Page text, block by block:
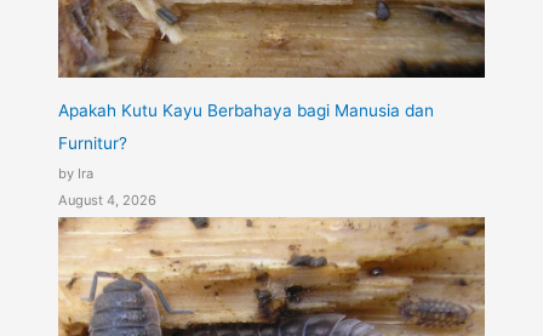
Apakah Kutu Kayu Berbahaya bagi Manusia dan
Furnitur?
by Ira
August 4, 2026